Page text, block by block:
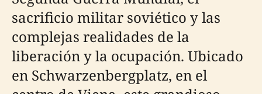
sacrificio militar soviético y las
complejas realidades de la
liberación y la ocupación. Ubicado
en Schwarzenbergplatz, en el